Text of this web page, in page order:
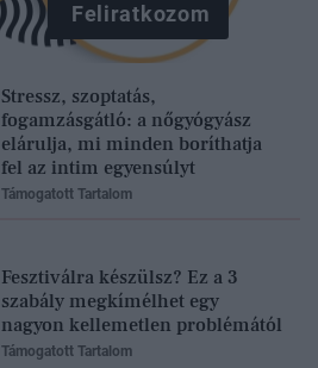
Feliratkozom
Stressz, szoptatás,
fogamzásgátló: a nőgyógyász
elárulja, mi minden boríthatja
fel az intim egyensúlyt
Támogatott Tartalom
Fesztiválra készülsz? Ez a 3
szabály megkímélhet egy
nagyon kellemetlen problémától
Támogatott Tartalom